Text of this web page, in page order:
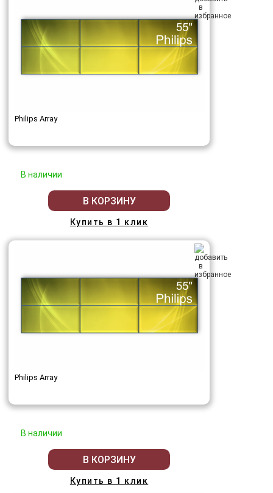
Philips Array
В наличии
В КОРЗИНУ
Купить в 1 клик
Philips Array
В наличии
В КОРЗИНУ
Купить в 1 клик